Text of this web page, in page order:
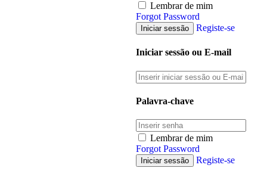
Lembrar de mim
Forgot Password
Registe-se
Iniciar sessão ou E-mail
Palavra-chave
Lembrar de mim
Forgot Password
Registe-se